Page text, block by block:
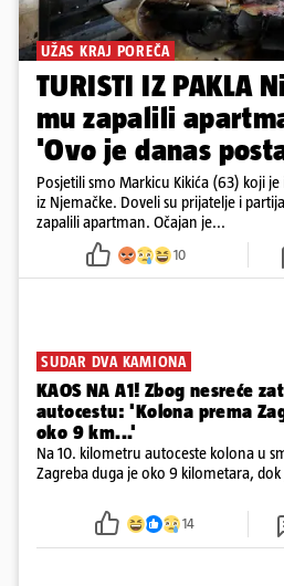
UŽAS KRAJ POREČA
TURISTI IZ PAKLA
mu zapalili
'Ovo je danas
Posjetili smo Markicu Kikića (63) koji
iz Njemačke. Doveli su prijatelje i
zapalili apartman. Očajan je...
10
SUDAR DVA KAMIONA
KAOS NA A1! Zbog nesreće
autocestu: 'Kolona prema
oko 9 km...'
Na 10. kilometru autoceste kolona u
Zagreba duga je oko 9 kilometara, dok
14